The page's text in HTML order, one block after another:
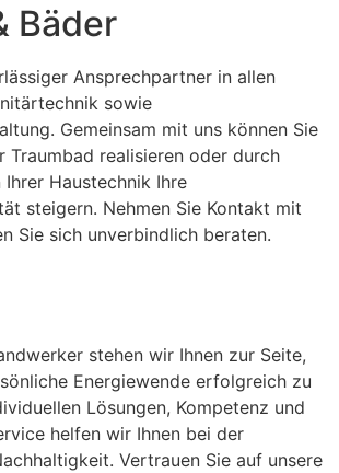
Bäder
Ansprechpartner in allen
sowie
Gemeinsam mit uns können Sie
Traumbad realisieren oder durch
Haustechnik Ihre
steigern. Nehmen Sie Kontakt mit
Sie sich unverbindlich beraten.
stehen wir Ihnen zur Seite,
Energiewende erfolgreich zu
Lösungen, Kompetenz und
helfen wir Ihnen bei der
Vertrauen Sie auf unsere